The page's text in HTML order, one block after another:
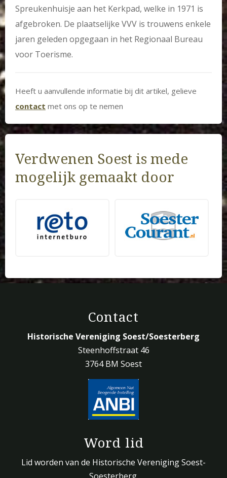
Spreukenhuisje aan het Kerkpad, welke in 1971 is
afgebroken. De plaatselijke VVV is trouwens enkele
jaren geleden opgegaan in het Regionaal Bureau
voor Toerisme.
Heeft u aanvullende informatie bij dit artikel, gelieve
contact met ons op te nemen
Verdwenen Soest is mede
mogelijk gemaakt door
Contact
Historische Vereniging Soest/Soesterberg
Steenhoffstraat 46
3764 BM Soest
Word lid
Lid worden van de Historische Vereniging Soest-